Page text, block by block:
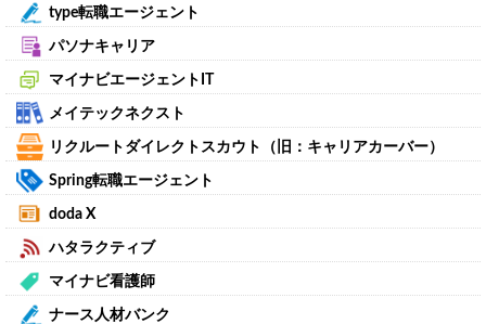
type転職エージェント
パソナキャリア
マイナビエージェントIT
メイテックネクスト
リクルートダイレクトスカウト（旧：キャリアカーバー）
Spring転職エージェント
doda X
ハタラクティブ
マイナビ看護師
ナース人材バンク